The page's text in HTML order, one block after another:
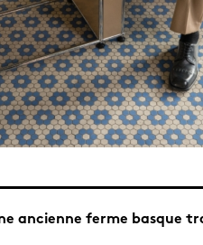
ancienne ferme basque